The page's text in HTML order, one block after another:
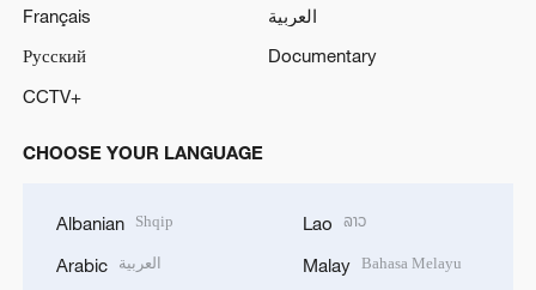
Français
العربية
Русский
Documentary
CCTV+
CHOOSE YOUR LANGUAGE
Albanian Shqip
Arabic العربية
Lao ລາວ
Malay Bahasa Melayu